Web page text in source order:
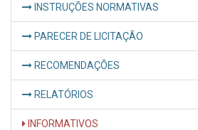
INSTRUÇÕES NORMATIVAS
PARECER DE LICITAÇÃO
RECOMENDAÇÕES
RELATÓRIOS
INFORMATIVOS